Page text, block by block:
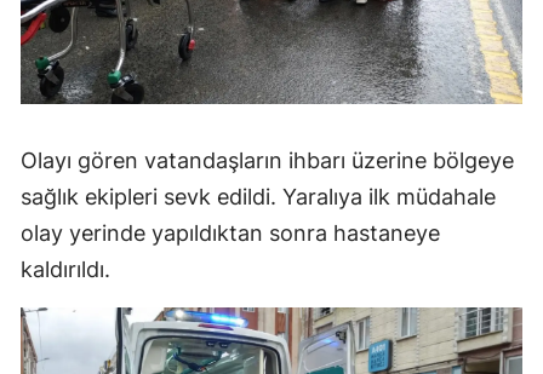
Olayı gören vatandaşların ihbarı üzerine bölgeye
sağlık ekipleri sevk edildi. Yaralıya ilk müdahale
olay yerinde yapıldıktan sonra hastaneye
kaldırıldı.